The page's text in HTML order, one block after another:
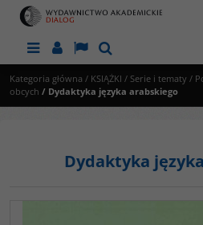
MenuPanelLangSzukaj
Kategoria główna / KSIĄŻKI / Serie i tematy /
obcych / Dydaktyka języka arabskiego
Dydaktyka